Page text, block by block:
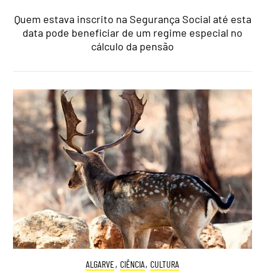
Quem estava inscrito na Segurança Social até esta
data pode beneficiar de um regime especial no
cálculo da pensão
ALGARVE, CIÊNCIA, CULTURA